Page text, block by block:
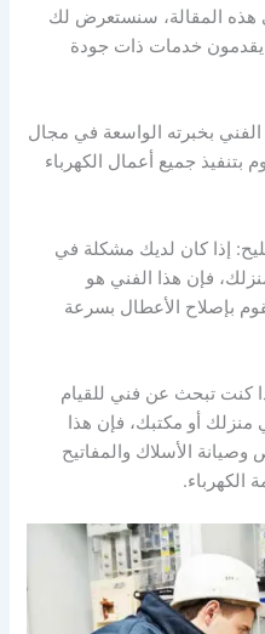
هذه المقالة، سنستعرض لك
يقدمون خدمات ذات جودة
بخبرته الواسعة في مجال
بتنفيذ جميع أعمال الكهرباء
إذا كان لديك مشكلة في
فإن هذا الفني هو
بإصلاح الأعطال بسرعة
كنت تبحث عن فني للقيام
منزلك أو مكتبك، فإن هذا
وصيانة الأسلاك والمفاتيح
الكهرباء.